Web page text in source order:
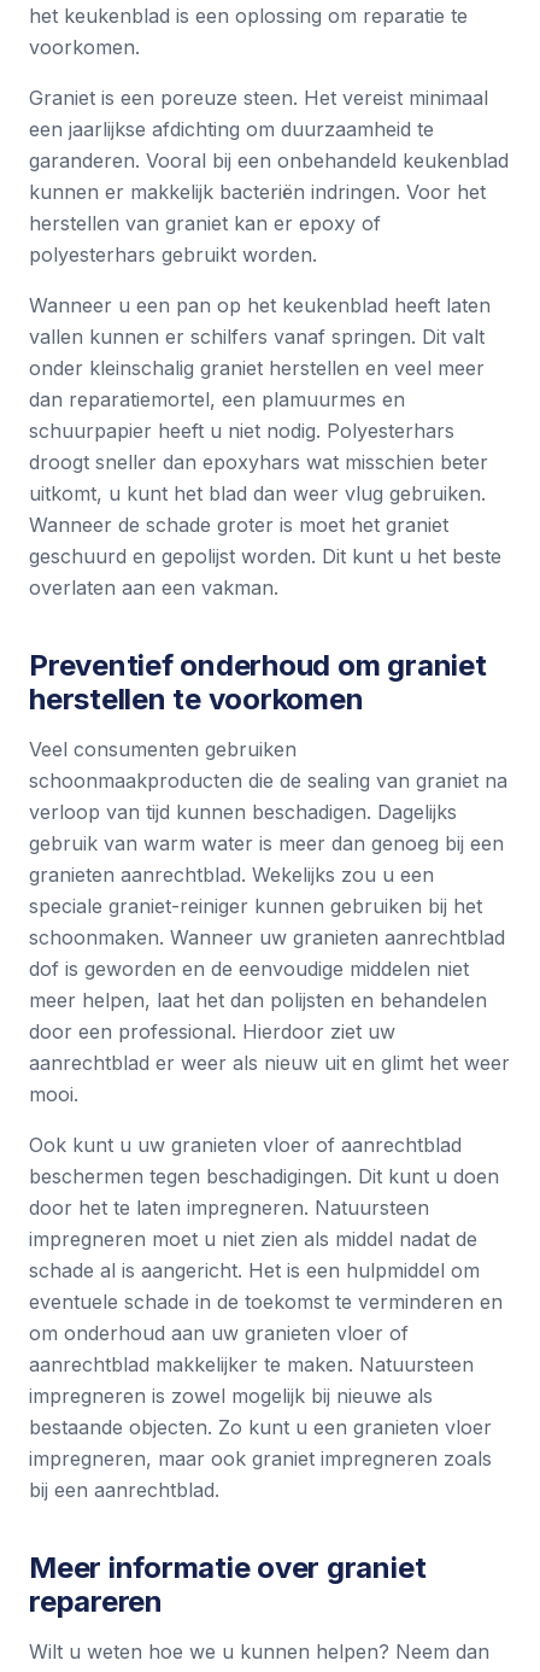
het keukenblad is een oplossing om reparatie te
voorkomen.
Graniet is een poreuze steen. Het vereist minimaal
een jaarlijkse afdichting om duurzaamheid te
garanderen. Vooral bij een onbehandeld keukenblad
kunnen er makkelijk bacteriën indringen. Voor het
herstellen van graniet kan er epoxy of
polyesterhars gebruikt worden.
Wanneer u een pan op het keukenblad heeft laten
vallen kunnen er schilfers vanaf springen. Dit valt
onder kleinschalig graniet herstellen en veel meer
dan reparatiemortel, een plamuurmes en
schuurpapier heeft u niet nodig. Polyesterhars
droogt sneller dan epoxyhars wat misschien beter
uitkomt, u kunt het blad dan weer vlug gebruiken.
Wanneer de schade groter is moet het graniet
geschuurd en gepolijst worden. Dit kunt u het beste
overlaten aan een vakman.
Preventief onderhoud om graniet
herstellen te voorkomen
Veel consumenten gebruiken
schoonmaakproducten die de sealing van graniet na
verloop van tijd kunnen beschadigen. Dagelijks
gebruik van warm water is meer dan genoeg bij een
granieten aanrechtblad. Wekelijks zou u een
speciale graniet-reiniger kunnen gebruiken bij het
schoonmaken. Wanneer uw granieten aanrechtblad
dof is geworden en de eenvoudige middelen niet
meer helpen, laat het dan polijsten en behandelen
door een professional. Hierdoor ziet uw
aanrechtblad er weer als nieuw uit en glimt het weer
mooi.
Ook kunt u uw granieten vloer of aanrechtblad
beschermen tegen beschadigingen. Dit kunt u doen
door het te laten impregneren. Natuursteen
impregneren moet u niet zien als middel nadat de
schade al is aangericht. Het is een hulpmiddel om
eventuele schade in de toekomst te verminderen en
om onderhoud aan uw granieten vloer of
aanrechtblad makkelijker te maken. Natuursteen
impregneren is zowel mogelijk bij nieuwe als
bestaande objecten. Zo kunt u een granieten vloer
impregneren, maar ook graniet impregneren zoals
bij een aanrechtblad.
Meer informatie over graniet
repareren
Wilt u weten hoe we u kunnen helpen? Neem dan